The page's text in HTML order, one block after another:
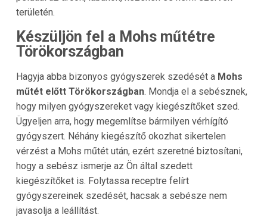
területén.
Készüljön fel a Mohs műtétre
Törökországban
Hagyja abba bizonyos gyógyszerek szedését a Mohs
műtét előtt Törökországban. Mondja el a sebésznek,
hogy milyen gyógyszereket vagy kiegészítőket szed.
Ügyeljen arra, hogy megemlítse bármilyen vérhígító
gyógyszert. Néhány kiegészítő okozhat sikertelen
vérzést a Mohs műtét után, ezért szeretné biztosítani,
hogy a sebész ismerje az Ön által szedett
kiegészítőket is. Folytassa receptre felírt
gyógyszereinek szedését, hacsak a sebésze nem
javasolja a leállítást.